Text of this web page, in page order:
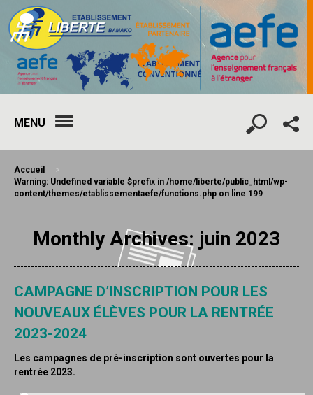
MENU
Accueil
>
Warning: Undefined variable $prefix in /home/liberte/public_html/wp-
content/themes/etablissementaefe/functions.php on line 199
Monthly Archives: juin 2023
CAMPAGNE D’INSCRIPTION POUR LES
NOUVEAUX ÉLÈVES POUR LA RENTRÉE
2023-2024
Les campagnes de pré-inscription sont ouvertes pour la
rentrée 2023.